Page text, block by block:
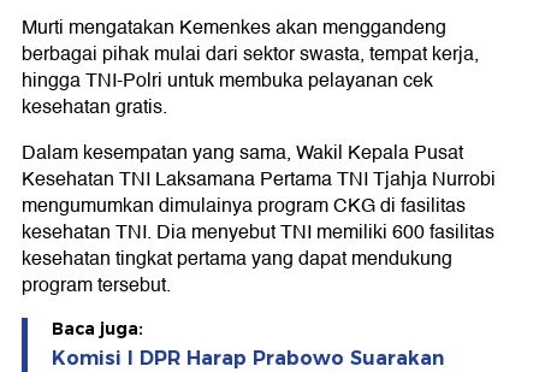
Murti mengatakan Kemenkes akan menggandeng
berbagai pihak mulai dari sektor swasta, tempat kerja,
hingga TNI-Polri untuk membuka pelayanan cek
kesehatan gratis.
Dalam kesempatan yang sama, Wakil Kepala Pusat
Kesehatan TNI Laksamana Pertama TNI Tjahja Nurrobi
mengumumkan dimulainya program CKG di fasilitas
kesehatan TNI. Dia menyebut TNI memiliki 600 fasilitas
kesehatan tingkat pertama yang dapat mendukung
program tersebut.
Baca juga:
Komisi I DPR Harap Prabowo Suarakan